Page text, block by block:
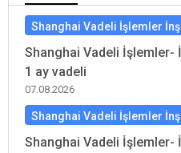
Shanghai Vadeli İşlemler
Shanghai Vadeli İşlemler-
1 ay vadeli
07.08.2026
Shanghai Vadeli İşlemler
Shanghai Vadeli İşlemler-